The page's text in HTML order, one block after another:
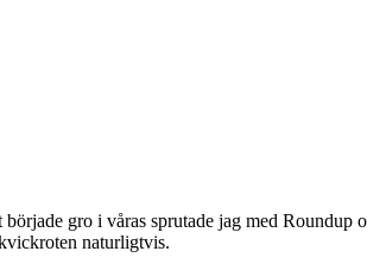
gro i våras sprutade jag med Roundup
naturligtvis.